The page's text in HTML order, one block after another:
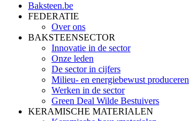
Baksteen.be
FEDERATIE
Over ons
BAKSTEENSECTOR
Innovatie in de sector
Onze leden
De sector in cijfers
Milieu- en energiebewust produceren
Werken in de sector
Green Deal Wilde Bestuivers
KERAMISCHE MATERIALEN